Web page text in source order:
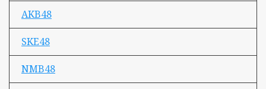
AKB48
SKE48
NMB48